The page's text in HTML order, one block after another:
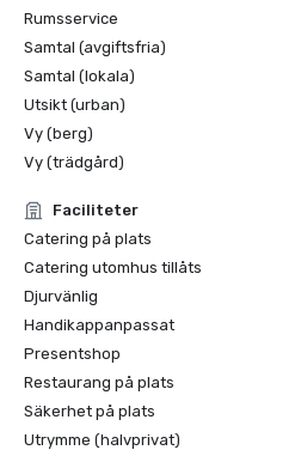
Rumsservice
Samtal (avgiftsfria)
Samtal (lokala)
Utsikt (urban)
Vy (berg)
Vy (trädgård)
Faciliteter
Catering på plats
Catering utomhus tillåts
Djurvänlig
Handikappanpassat
Presentshop
Restaurang på plats
Säkerhet på plats
Utrymme (halvprivat)